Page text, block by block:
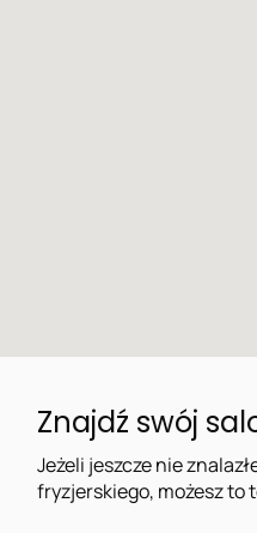
Znajdź swój
Jeżeli jeszcze nie
fryzjerskiego, możesz to